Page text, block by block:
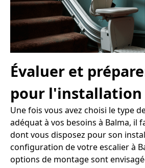
Évaluer et
pour l'installation
Une fois vous avez choisi le type
adéquat à vos besoins à Balma, il
dont vous disposez pour son
configuration de votre escalier à
options de montage sont